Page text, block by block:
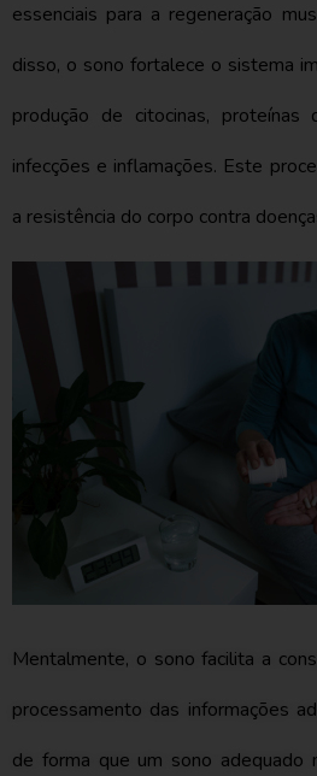
essenciais para a regeneração
disso, o sono fortalece o sistema
produção de citocinas,
infecções e inflamações. Este
a resistência do corpo contra
Mentalmente, o sono facilita a
processamento das informações
de forma que um sono adequado